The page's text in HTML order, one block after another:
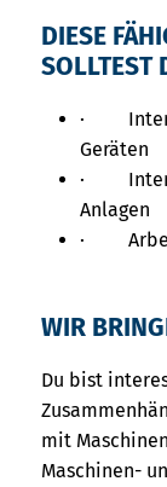
DIESE
SOLLTEST
·
Geräten
·
Anlagen
· Arbeit
WIR
Du bist
mit
Maschinen-